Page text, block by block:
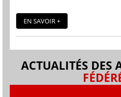
EN SAVOIR +
ACTUALITÉS DES